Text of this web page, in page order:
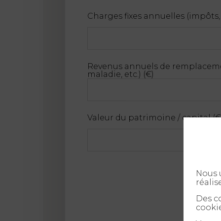
Charges fixes annuelles
Revenus annuels de
maladie, etc.) (€)
Valeur du patrimoine / capital
Nous
Des